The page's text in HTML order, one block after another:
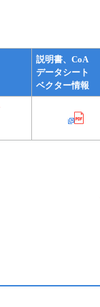
説明書、CoA
データシート
ベクター情報